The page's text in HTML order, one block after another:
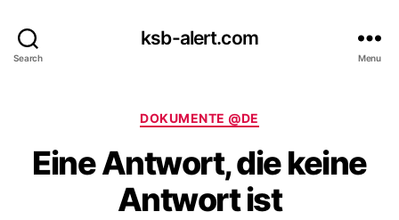
Search
ksb-alert.com
Menu
Categories
DOKUMENTE @DE
Eine Antwort, die keine
Antwort ist